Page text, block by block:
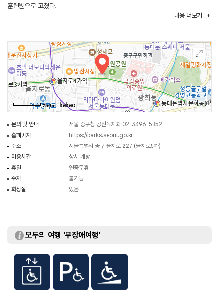
훈련원으로 고쳤다.
현재의 훈련원공원 및 주차장이 건설되기 이전 이곳에는 적벽돌로 장식되고
목조건물이 있었다. 이 건물 철거 시 회수한 목재를 가공하여 여기 안내판을
제막하는 데 사용함으로써 옛 내음을 보존하고자 하였다. 1997년 6월 30일
개원했으며, 잔디밭, 음수대, 안개분수 등의 조경시설과 관리실, 화장실, 벤치
등의 편익시설을 갖췄다.
내용 더보기
250m
문의 및 안내
서울 중구청 공원녹지과 02-3396-5852
홈페이지
https://parks.seoul.go.kr
주소
서울특별시 중구 을지로 227 (을지로5가)
이용시간
상시 개방
휴일
연중무휴
주차
불가능
화장실
있음
모두의 여행 '무장애여행'